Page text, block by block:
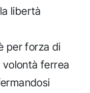
libertà
per forza di
ferrea